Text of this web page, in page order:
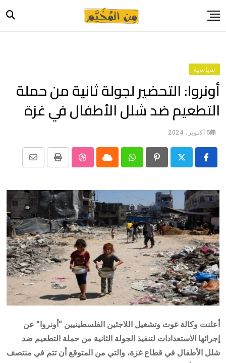
to
حياة
صورة وحكاية
قصة وسيرة
فيديو
المدونة
بيانات
سياسية
أونروا: التحضير لجولة ثانية من حملة
التطعيم ضد شلل الأطفال في غزة
5 أكتوبر، 2024
Pinterest
Whatsapp
Cloud
StumbleUpon
Print
Share
Email
أعلنت وكالة غوث وتشغيل اللاجئين الفلسطينيين “أونروا” عن
إجرائها الاستعدادات لتنفيذ الجولة الثانية من حملة التطعيم ضد
شلل الأطفال في قطاع غزة، والتي من المتوقع أن تتم في منتصف